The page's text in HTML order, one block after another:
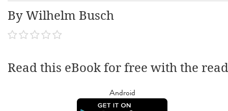
By Wilhelm Busch
Read this eBook for free with the
Android